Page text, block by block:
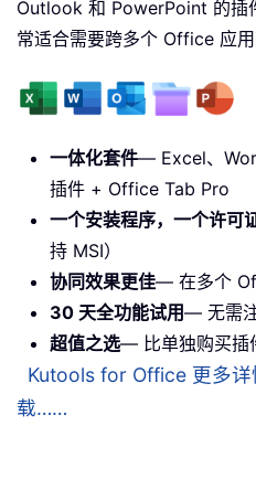
Outlook 和 PowerPoint 的插
常适合需要跨多个 Office 应用
一体化套件— Excel、
插件 + Office Tab Pro
一个安装程序，一个许可
持 MSI）
协同效果更佳— 在多个
30 天全功能试用— 无需
超值之选— 比单独购买插
Kutools for Office 更多
载……